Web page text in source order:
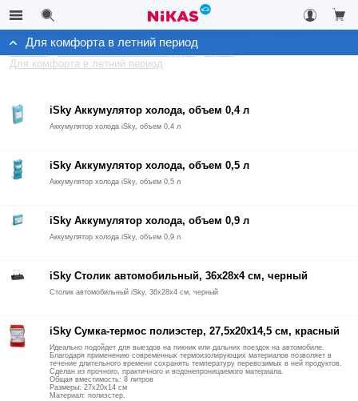
Каталог Автомобильные аксессуары
Для комфорта в летний период
Для комфорта в летний период
iSky Аккумулятор холода, объем 0,4 л
Аккумулятор холода iSky, объем 0,4 л
iSky Аккумулятор холода, объем 0,5 л
Аккумулятор холода iSky, объем 0,5 л
iSky Аккумулятор холода, объем 0,9 л
Аккумулятор холода iSky, объем 0,9 л
iSky Столик автомобильный, 36x28x4 см, черный
Столик автомобильный iSky, 36x28x4 см, черный
iSky Сумка-термос полиэстер, 27,5x20x14,5 см, красный
Идеально подойдет для выездов на пикник или дальних поездок на автомобиле.
Благодаря применению современных термоизолирующих материалов позволяет в
течение длительного времени сохранять температуру перевозимых в ней продуктов.
Сделан из прочного, практичного и водонепроницаемого материала.
Общая вместимость: 8 литров
Размеры: 27х20х14 см
Материал: полиэстер.